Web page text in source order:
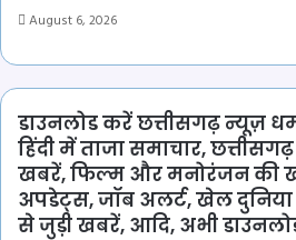
August 6, 2026
डाउनलोड करें छत्तीसगढ़ न्यूज़
हिंदी में ताजा समाचार,
खबरें, फिल्म और मनोरंजन की
अपडेट्स, जॉब अलर्ट, खेल
से जुड़ी खबरें, आदि, अभी